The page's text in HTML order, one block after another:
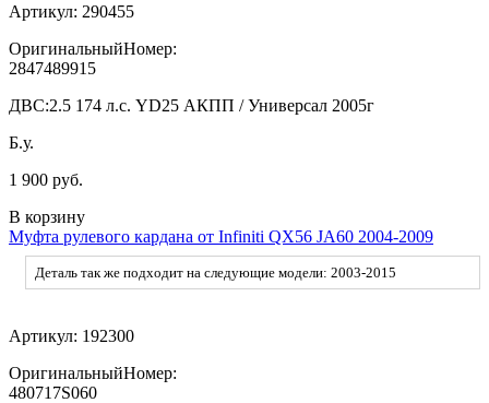
Артикул: 290455
ОригинальныйНомер:
2847489915
ДВС:2.5 174 л.с. YD25 АКПП / Универсал 2005г
Б.у.
1 900 руб.
В корзину
Муфта рулевого кардана от Infiniti QX56 JA60 2004-2009
Деталь так же подходит на следующие модели: 2003-2015
Артикул: 192300
ОригинальныйНомер:
480717S060